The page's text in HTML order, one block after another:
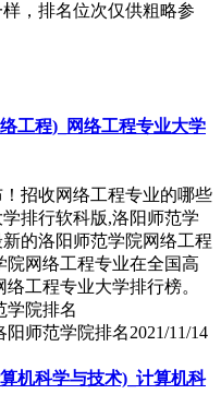
，排名位次仅供粗略参
工程)_网络工程专业大学
招收网络工程专业的哪些
排行软科版,洛阳师范学
的洛阳师范学院网络工程
网络工程专业在全国高
工程专业大学排行榜。
阳师范学院排名2021/11/14
机科学与技术)_计算机科